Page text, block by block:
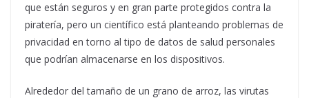
que están seguros y en gran parte protegidos contra la
piratería, pero un científico está planteando problemas de
privacidad en torno al tipo de datos de salud personales
que podrían almacenarse en los dispositivos.
Alrededor del tamaño de un grano de arroz, las virutas